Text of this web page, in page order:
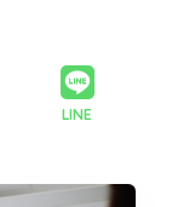
LINE